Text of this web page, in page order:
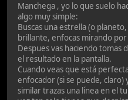
Manchega , yo lo que suelo
algo muy simple:
Buscas una estrella (o
brillante, enfocas mirando por
Despues vas haciendo tomas
el resultado en la pantalla.
Cuando veas que está
enfocador (si se puede,
similar trazas una línea en el